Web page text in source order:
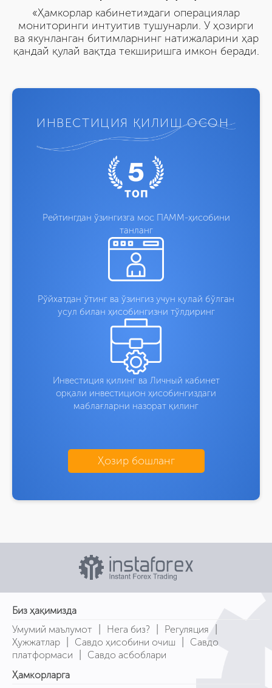
«Ҳамкорлар кабинети»даги операциялар
мониторинги интуитив тушунарли. У ҳозирги
ва якунланган битимларнинг натижаларини ҳар
қандай қулай вақтда текширишга имкон беради.
ИНВЕСТИЦИЯ ҚИЛИШ ОСОН
Рейтингдан ўзингизга мос ПАММ-ҳисобини
танланг
Рўйхатдан ўтинг ва ўзингиз учун қулай бўлган
усул билан ҳисобингизни тўлдиринг
Инвестиция қилинг ва Личный кабинет
орқали инвестицион ҳисобингиздаги
маблағларни назорат қилинг
Ҳозир бошланг
Биз ҳақимизда
Умумий маълумот
Нега биз? Регуляция
Ҳужжатлар Савдо ҳисобини очиш
Савдо
платформаси
Савдо асбоблари
Ҳамкорларга